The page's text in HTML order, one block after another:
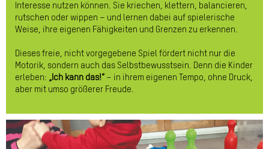
Interesse nutzen können. Sie kriechen, klettern, balancieren,
rutschen oder wippen – und lernen dabei auf spielerische
Weise, ihre eigenen Fähigkeiten und Grenzen zu erkennen.
Dieses freie, nicht vorgegebene Spiel fördert nicht nur die
Motorik, sondern auch das Selbstbewusstsein. Denn die Kinder
erleben: „Ich kann das!“ – in ihrem eigenen Tempo, ohne Druck,
aber mit umso größerer Freude.